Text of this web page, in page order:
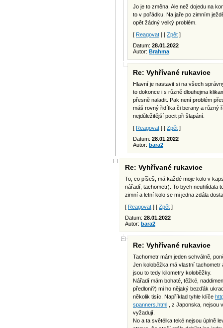
Jo je to změna. Ale než dojedu na
to v pořádku. Na jaře po zimním
opět žádný velký problém.
[ Reagovat ] [ Zpět ]
Datum: 28.01.2022
Autor: Brahma
Re: Vyhřívané rukavice
Hlavní je nastavit si na všech
to dokonce i s různě dlouhejma
přesně naladit. Pak není problém
máš rovný řidítka či berany a různý
nejdůležitější pocit při šlapání.
[ Reagovat ] [ Zpět ]
Datum: 28.01.2022
Autor: bara2
Re: Vyhřívané rukavice
To, co píšeš, má každé moje kolo v
nářadí, tachometr). To bych neuhlídala
zimní a letní kolo se mi jedna zdála
[ Reagovat ] [ Zpět ]
Datum: 28.01.2022
Autor: bara2
Re: Vyhřívané rukavice
Tachometr mám jeden schválně,
Jen koloběžka má vlastní
jsou to tedy kilometry koloběžky.
Nářadí mám bohaté, těžké,
předloni?) mi ho nějaký bezďák
několik tisíc. Například tyhle klíče
spanners.html , z Japonska, nejsou
vyžadují.
No a ta světélka teké nejsou úplně